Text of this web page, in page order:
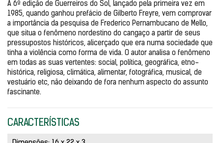
A 6ª edição de Guerreiros do Sol, lançado pela primeira vez em
1985, quando ganhou prefácio de Gilberto Freyre, vem comprovar
a importância da pesquisa de Frederico Pernambucano de Mello,
que situa o fenômeno nordestino do cangaço a partir de seus
pressupostos históricos, alicerçado que era numa sociedade que
tinha a violência como forma de vida. O autor analisa o fenômeno
em todas as suas vertentes: social, política, geográfica, etno-
histórica, religiosa, climática, alimentar, fotográfica, musical, de
vestuário etc, não deixando de fora nenhum aspecto do assunto
fascinante.
CARACTERÍSTICAS